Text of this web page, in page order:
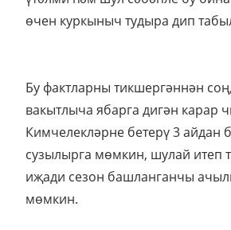
өчен куркыныч тудыра дип
Бу фактларны тикшергәннән
вакытлыча ябарга дигән карар
Кимчелекләрне бетерү 3 айдан
сузылырга мөмкин, шулай итеп
иҗади сезон башланганчы
мөмкин.